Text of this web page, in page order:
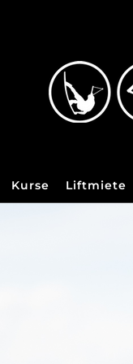
Kurse Liftmiete